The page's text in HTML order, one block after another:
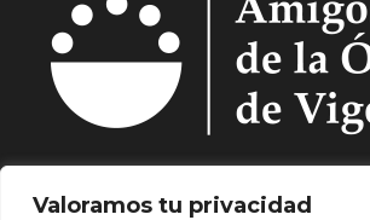
Valoramos tu privacidad
Quiénes Somos. Asóciate.